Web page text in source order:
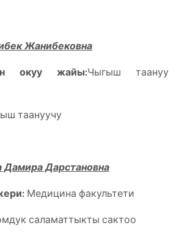
Жанибековна
окуу жайы:Чыгыш таануу
таануучу
Дамира Дарстановна
Медицина факультети
саламаттыкты сактоо